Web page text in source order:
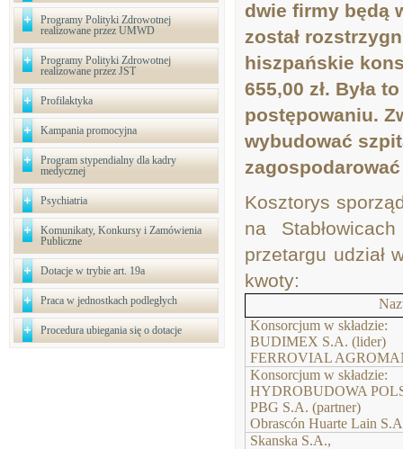
Programy Polityki Zdrowotnej
realizowane przez UMWD
Programy Polityki Zdrowotnej
realizowane przez JST
Profilaktyka
Kampania promocyjna
Program stypendialny dla kadry
medycznej
Psychiatria
Komunikaty, Konkursy i Zamówienia
Publiczne
Dotacje w trybie art. 19a
Praca w jednostkach podległych
Procedura ubiegania się o dotacje
dwie firmy będą
został
hiszpańskie
655,00 zł. Była
postępowaniu.
wybudować
Kosztorys
na
przetargu udział
kwoty:
Konsorcjum w składzie:
BUDIMEX S.A. (lider)
FERROVIAL
Konsorcjum w składzie:
HYDROBUDOWA
PBG S.A. (partner)
Obrascón Huarte Lain
Skanska S.A.,